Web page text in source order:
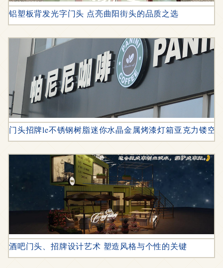
铝塑板背发光字门头 点亮曲阳街头的品质之选
门头招牌le不锈钢树脂迷你水晶金属烤漆灯箱亚克力镂空
酒吧门头、招牌设计艺术 塑造风格与个性的关键